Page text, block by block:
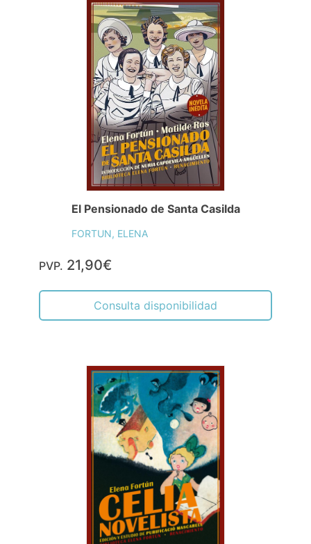
El Pensionado de Santa Casilda
FORTUN, ELENA
PVP. 21,90€
Consulta disponibilidad